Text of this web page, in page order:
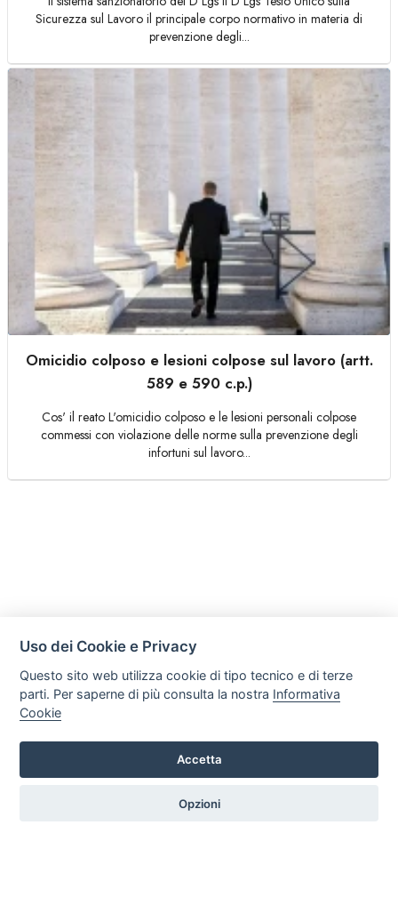
Sicurezza sul Lavoro il principale corpo normativo in materia di
prevenzione degli...
Omicidio colposo e lesioni colpose sul lavoro (artt.
589 e 590 c.p.)
Cos' il reato L'omicidio colposo e le lesioni personali colpose
commessi con violazione delle norme sulla prevenzione degli
infortuni sul lavoro...
Tel. +39 0296846010 / +39 3472680371 Email: info@legalaiditalia.it
Uso dei Cookie e Privacy
Questo sito web utilizza cookie di tipo tecnico e di terze
parti. Per saperne di più consulta la nostra Informativa
Cookie
Accetta
Opzioni